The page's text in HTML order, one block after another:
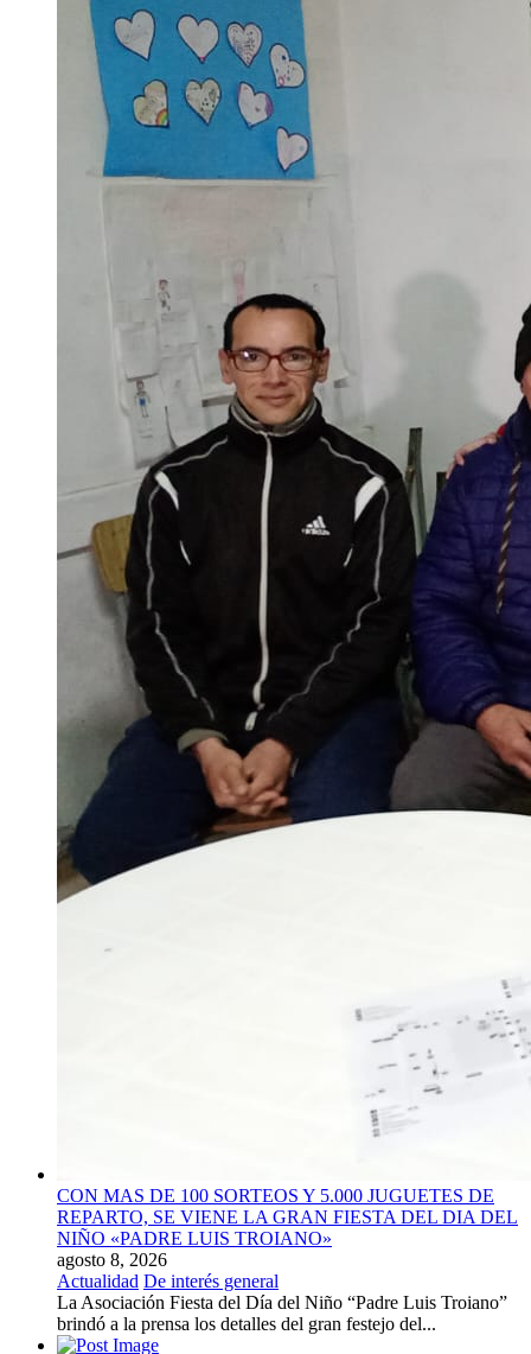
CON MAS DE 100 SORTEOS Y 5.000 JUGUETES DE
REPARTO, SE VIENE LA GRAN FIESTA DEL DIA DEL
NIÑO «PADRE LUIS TROIANO»
agosto 8, 2026
Actualidad De interés general
La Asociación Fiesta del Día del Niño “Padre Luis Troiano”
brindó a la prensa los detalles del gran festejo del...